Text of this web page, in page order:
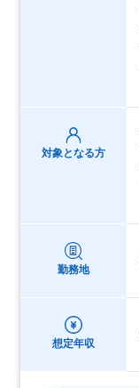
対象となる方
勤務地
想定年収